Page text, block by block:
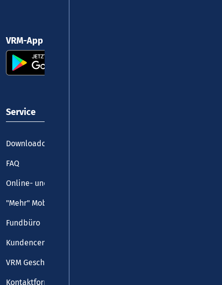
VRM-App nutzen und durchstarten
Service
Downloadcenter
FAQ
Online- und Handy-Tickets
"Mehr" Mobilität
Fundbüro
Kundencenter
VRM Geschäftsstelle
Kontaktformular